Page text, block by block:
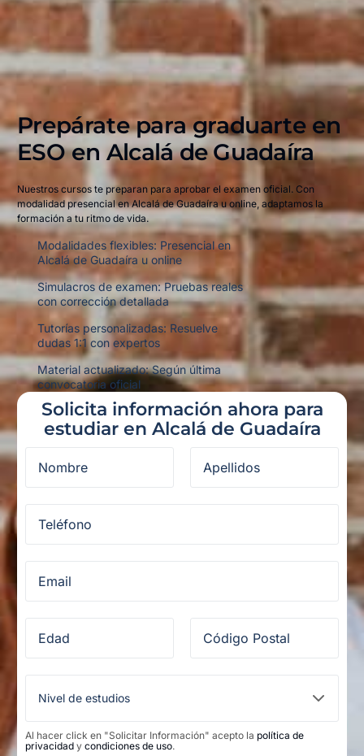
Prepárate para graduarte en
ESO en Alcalá de Guadaíra
Nuestros cursos te preparan para aprobar el examen oficial. Con
modalidad presencial en Alcalá de Guadaíra u online, adaptamos la
formación a tu ritmo de vida.
Modalidades flexibles: Presencial en
Alcalá de Guadaíra u online
Simulacros de examen: Pruebas reales
con corrección detallada
Tutorías personalizadas: Resuelve
dudas 1:1 con expertos
Material actualizado: Según última
convocatoria oficial
Solicita información ahora para
estudiar en Alcalá de Guadaíra
Al hacer click en "Solicitar Información" acepto la política de
privacidad y condiciones de uso.